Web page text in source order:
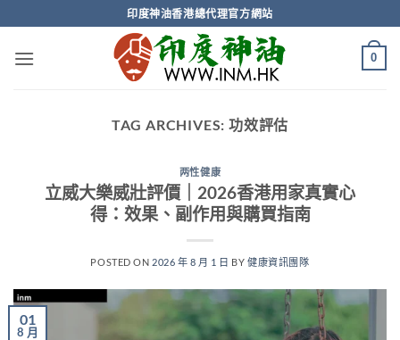
to
content
印度神油香港總代理官方網站
0
TAG ARCHIVES: 功效評估
两性健康
立威大樂威壯評價｜2026香港用家真實心
得：效果、副作用與購買指南
POSTED ON 2026 年 8 月 1 日 BY健康資訊團隊
01
8 月